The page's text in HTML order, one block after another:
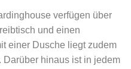
verfügen über
und einen
einer Dusche liegt zudem
hinaus ist in jedem